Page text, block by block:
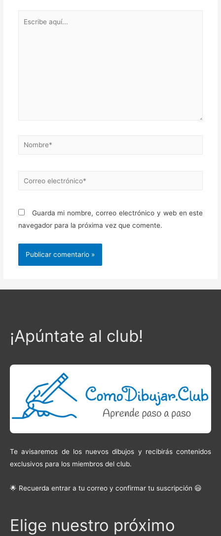
Nombre*
Correo
Guarda mi nombre, correo electrónico y web en este
navegador para la próxima vez que comente.
¡Apúntate al club!
Te avisaremos de los nuevos dibujos y recibirás contenidos
exclusivos para los miembros del club.
🌟 Recuerda entrar a tu correo y confirmar tu suscripción 😃
Elige nuestro próximo